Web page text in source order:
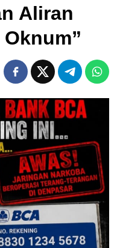
Aliran